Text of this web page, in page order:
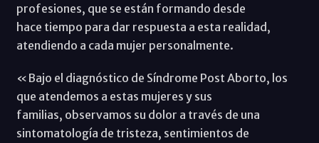
profesiones, que se están formando desde
hace tiempo para dar respuesta a esta realidad,
atendiendo a cada mujer personalmente.
«Bajo el diagnóstico de Síndrome Post Aborto, los
que atendemos a estas mujeres y sus
familias, observamos su dolor a través de una
sintomatología de tristeza, sentimientos de